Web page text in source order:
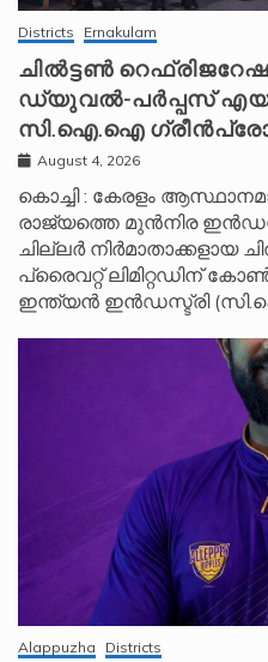
Districts Ernakulam
ചിൽട്ടൺ
ഡ്യുവൽ-പർപ്പസ്
സി.ഐ.ഐ
August 4, 2026
കൊച്ചി : കേരളം
രാജ്യത്തെ മുൻനിര
ചില്ലർ നിർമാതാക്കളായ
പ്രൈവറ്റ് ലിമിറ്റഡിന്
ഇന്ത്യൻ ഇൻഡസ്ട്രി
Alappuzha Districts